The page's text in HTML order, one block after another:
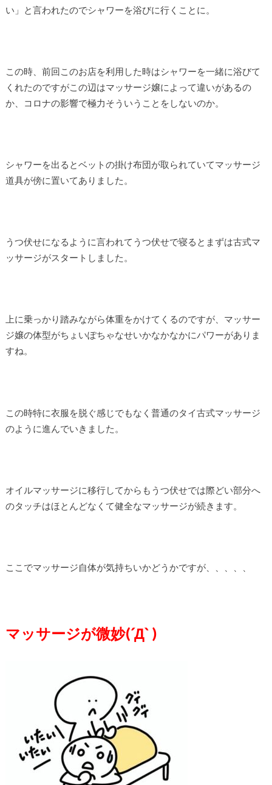
い」と言われたのでシャワーを浴びに行くことに。
この時、前回このお店を利用した時はシャワーを一緒に浴びて
くれたのですがこの辺はマッサージ嬢によって違いがあるの
か、コロナの影響で極力そういうことをしないのか。
シャワーを出るとベットの掛け布団が取られていてマッサージ
道具が傍に置いてありました。
うつ伏せになるように言われてうつ伏せで寝るとまずは古式マ
ッサージがスタートしました。
上に乗っかり踏みながら体重をかけてくるのですが、マッサー
ジ嬢の体型がちょいぽちゃなせいかなかなかにパワーがありま
すね。
この時特に衣服を脱ぐ感じでもなく普通のタイ古式マッサージ
のように進んでいきました。
オイルマッサージに移行してからもうつ伏せでは際どい部分へ
のタッチはほとんどなくて健全なマッサージが続きます。
ここでマッサージ自体が気持ちいかどうかですが、、、、、
マッサージが微妙(´Д` )